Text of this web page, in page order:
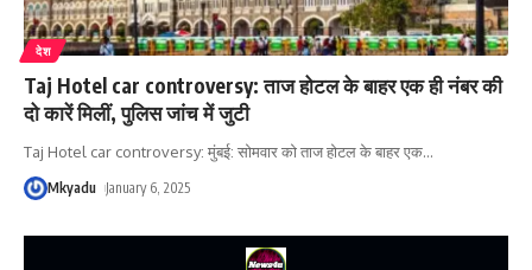
देश
Taj Hotel car controversy: ताज होटल के बाहर एक ही नंबर की
दो कारें मिलीं, पुलिस जांच में जुटी
Taj Hotel car controversy: मुंबई: सोमवार को ताज होटल के बाहर एक…
Mkyadu January 6, 2025